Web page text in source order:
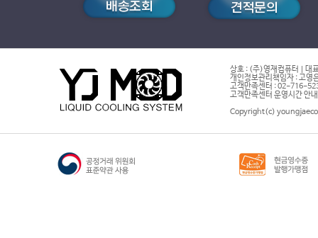
상호 : (주)영재컴퓨터 | 대
개인정보관리책임자 : 고영
고객만족센터 : 02-716-
고객만족센터 운영시간 안
Copyright(c)